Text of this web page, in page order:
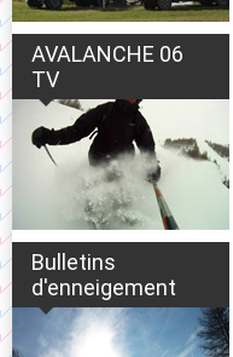
AVALANCHE 06
TV
Bulletins
d'enneigement